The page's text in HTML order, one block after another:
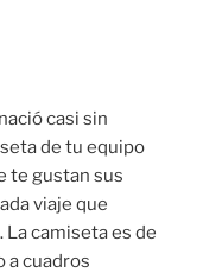
casi sin
de tu equipo
te gustan sus
viaje que
camiseta es de
a cuadros